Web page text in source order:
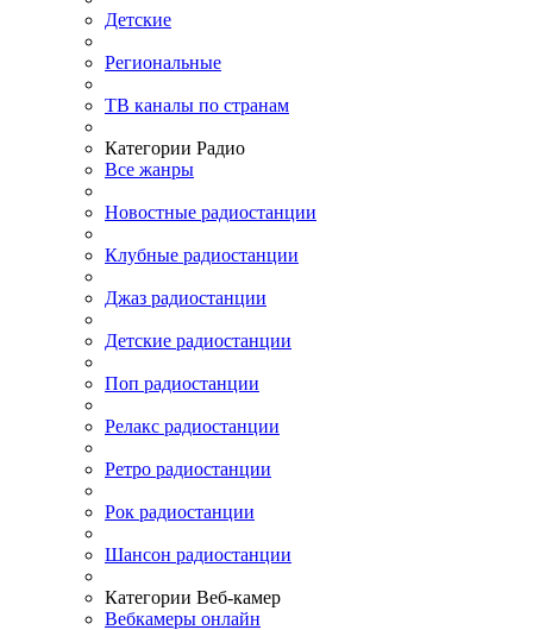
Детские
Региональные
ТВ каналы по странам
Категории Радио
Все жанры
Новостные радиостанции
Клубные радиостанции
Джаз радиостанции
Детские радиостанции
Поп радиостанции
Релакс радиостанции
Ретро радиостанции
Рок радиостанции
Шансон радиостанции
Категории Веб-камер
Вебкамеры онлайн